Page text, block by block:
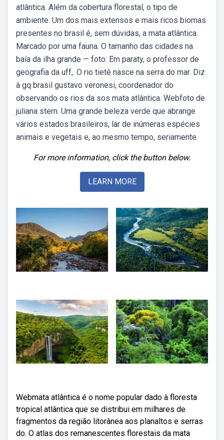
atlântica. Além da cobertura florestal, o tipo de
ambiente. Um dos mais extensos e mais ricos biomas
presentes no brasil é, sem dúvidas, a mata atlântica.
Marcado por uma fauna. O tamanho das cidades na
baía da ilha grande — foto: Em paraty, o professor de
geografia da uff,. O rio tietê nasce na serra do mar. Diz
à gq brasil gustavo veronesi, coordenador do
observando os rios da sos mata atlântica. Webfoto de
juliana stern. Uma grande beleza verde que abrange
vários estados brasileiros, lar de inúmeras espécies
animais e vegetais e, ao mesmo tempo, seriamente.
For more information, click the button below.
LEARN MORE
Webmata atlântica é o nome popular dado à floresta
tropical atlântica que se distribui em milhares de
fragmentos da região litorânea aos planaltos e serras
do. O atlas dos remanescentes florestais da mata